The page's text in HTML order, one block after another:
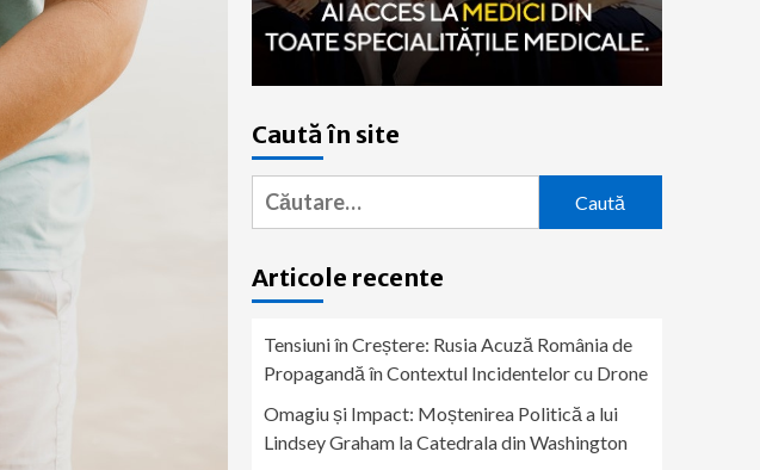
Caută în site
Caută
după:
Articole recente
Tensiuni în Creștere: Rusia Acuză România de
Propagandă în Contextul Incidentelor cu Drone
Omagiu și Impact: Moștenirea Politică a lui
Lindsey Graham la Catedrala din Washington